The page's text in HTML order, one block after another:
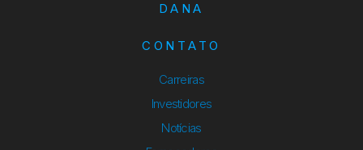
DANA
CONTATO
Carreiras
Investidores
Notícias